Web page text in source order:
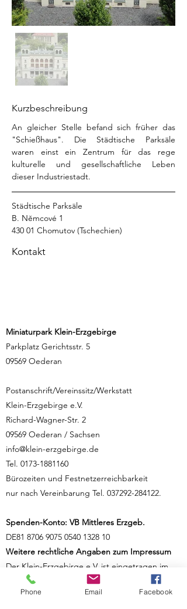
Kurzbeschreibung
An gleicher Stelle befand sich früher das
"Schießhaus". Die Städtische Parksäle
waren einst ein Zentrum für das rege
kulturelle und gesellschaftliche Leben
dieser Industriestadt.
Städtische Parksäle
B. Němcové 1
430 01 Chomutov (Tschechien)
Kontakt
Miniaturpark Klein-Erzgebirge
Parkplatz Gerichtsstr. 5
09569 Oederan
Postanschrift/Vereinssitz/Werkstatt
Klein-Erzgebirge e.V.
Richard-Wagner-Str. 2
09569 Oederan / Sachsen
info@klein-erzgebirge.de
Tel. 0173-1881160
Bürozeiten und Festnetzerreichbarkeit
nur nach Vereinbarung Tel. 037292-284122.
Spenden-Konto: VB Mittleres Erzgeb.
DE81 8706 9075 0540 1328 10
Weitere rechtliche Angaben zum Impressum
Der Klein-Erzgebirge e.V. ist eingetragen im
Vereinsregister des Amtsgerichts Chemnitz
unter Nr. 9011.
Phone Email Facebook